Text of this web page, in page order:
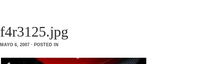
f4r3125.jpg
MAYO 6, 2007 · POSTED IN